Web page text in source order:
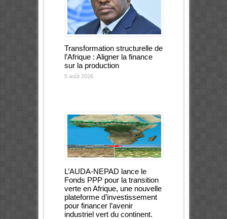
Transformation structurelle de
l’Afrique : Aligner la finance
sur la production
5 août 2026
L’AUDA-NEPAD lance le
Fonds PPP pour la transition
verte en Afrique, une nouvelle
plateforme d’investissement
pour financer l’avenir
industriel vert du continent.